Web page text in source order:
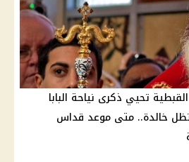
تحيي ذكرى نياحة البابا
تظل خالدة.. متى موعد قداس